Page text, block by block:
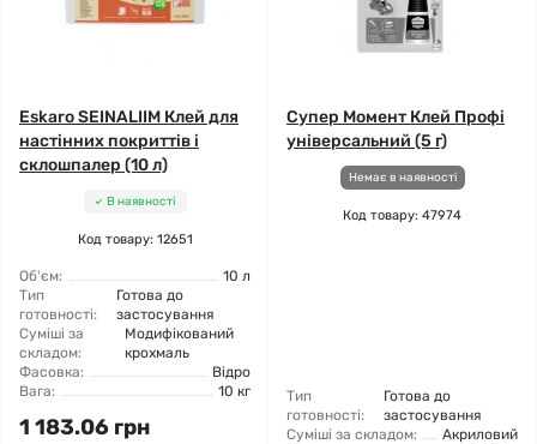
Eskaro SEINALIIM Клей для
настінних покриттів і
склошпалер (10 л)
В наявності
Код товару: 12651
Об'єм:
10 л
Тип
готовності:
Готова до
застосування
Суміші за
складом:
Модифікований
крохмаль
Фасовка:
Відро
Вага:
10 кг
1 183.06 грн
Супер Момент Клей Профі
універсальний (5 г)
Немає в наявності
Код товару: 47974
Тип
готовності:
Готова до
застосування
Суміші за складом:
Акриловий